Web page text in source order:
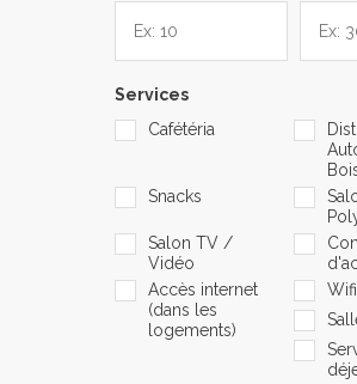
Services
Cafétéria
Snacks
Salon TV /
Vidéo
Accès internet
(dans les
logements)